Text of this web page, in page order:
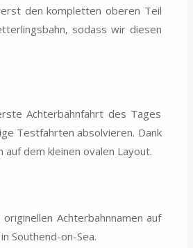
den kompletten oberen Teil
sodass wir diesen
Achterbahnfahrt des Tages
Testfahrten absolvieren. Dank
dem kleinen ovalen Layout.
Achterbahnnamen auf
Southend-on-Sea.